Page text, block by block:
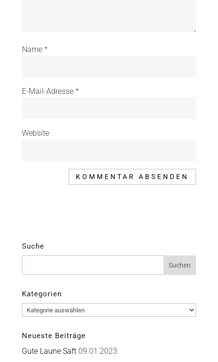
Name *
E-Mail-Adresse *
Website
Suche
Kategorien
Kategorien
Neueste Beiträge
Gute Laune Saft 09.01.2023